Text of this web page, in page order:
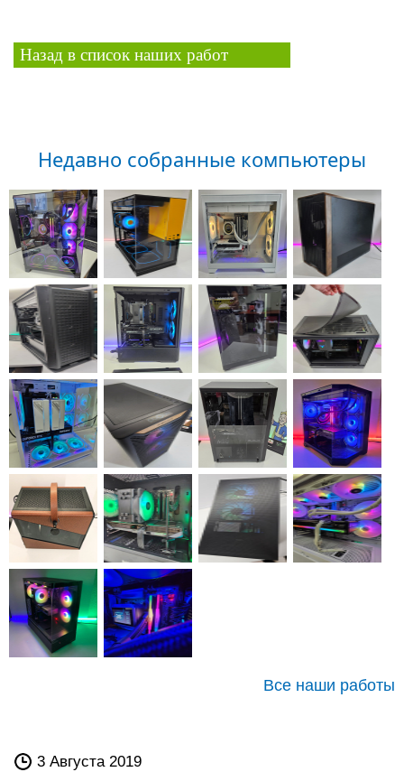
Назад в список наших работ
Недавно собранные компьютеры
Все наши работы
3 Августа 2019